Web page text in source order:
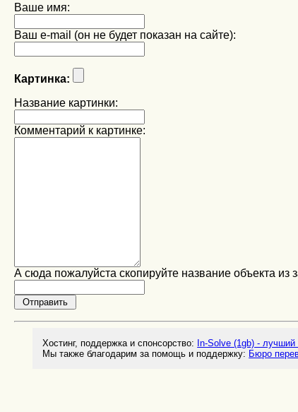
Ваше имя:
Ваш e-mail (он не будет показан на сайте):
Картинка:
Название картинки:
Комментарий к картинке:
А сюда пожалуйста скопируйте название объекта из
Хостинг, поддержка и спонсорство: In-Solve (1gb) -
Мы также благодарим за помощь и поддержку: Бюро